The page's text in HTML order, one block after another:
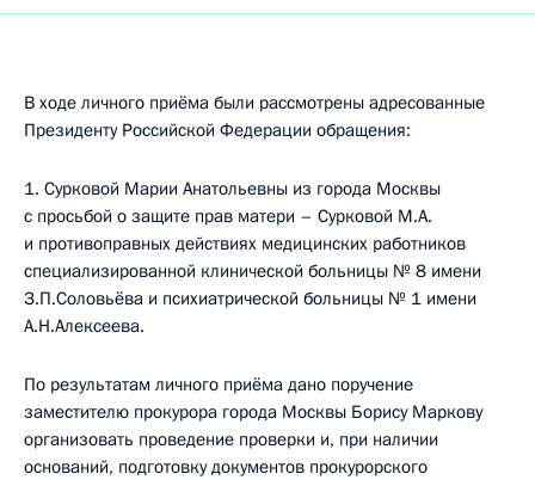
В ходе личного приёма были рассмотрены адресованные
Президенту Российской Федерации обращения:
1. Сурковой Марии Анатольевны из города Москвы
с просьбой о защите прав матери – Сурковой М.А.
и противоправных действиях медицинских работников
специализированной клинической больницы № 8 имени
З.П.Соловьёва и психиатрической больницы № 1 имени
А.Н.Алексеева.
По результатам личного приёма дано поручение
заместителю прокурора города Москвы Борису Маркову
организовать проведение проверки и, при наличии
оснований, подготовку документов прокурорского